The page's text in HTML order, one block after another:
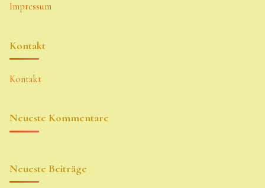
Impressum
Kontakt
Kontakt
Neueste Kommentare
Neueste Beiträge